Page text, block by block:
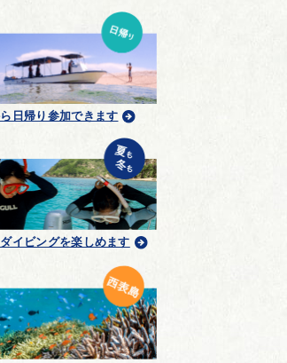
日帰り参加できます
イビングを楽しめます